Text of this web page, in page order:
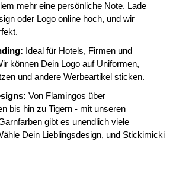
mehr eine persönliche Note. Lade
oder Logo online hoch, und wir
Ideal für Hotels, Firmen und
können Dein Logo auf Uniformen,
und andere Werbeartikel sticken.
Von Flamingos über
bis hin zu Tigern - mit unseren
gibt es unendlich viele
Dein Lieblingsdesign, und Stickimicki